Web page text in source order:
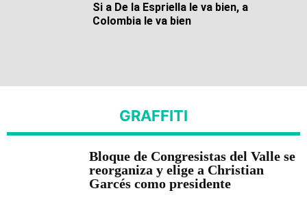
Si a De la Espriella le va bien, a
Colombia le va bien
GRAFFITI
Bloque de Congresistas del Valle se
reorganiza y elige a Christian
Garcés como presidente